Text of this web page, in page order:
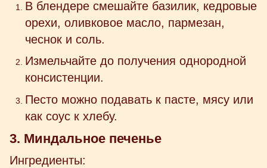
В блендере смешайте базилик, кедровые
орехи, оливковое масло, пармезан,
чеснок и соль.
Измельчайте до получения однородной
консистенции.
Песто можно подавать к пасте, мясу или
как соус к хлебу.
3. Миндальное печенье
Ингредиенты: